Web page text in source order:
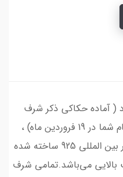
( آماده حکاکی ذکر شرف
الشمس با کلیه آداب مربوطه و به نام شما در 19 فروردین ماه) ،
رکاب این انگشتر از نقره اصل با عیار بین المللی 925 ساخته شده
بالایی می‌باشد.تمامی شرف